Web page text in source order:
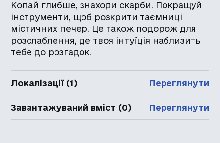
Копай глибше, знаходи скарби. Покращуй
інструменти, щоб розкрити таємниці
містичних печер. Це також подорож для
розслаблення, де твоя інтуїція наблизить
тебе до розгадок.
Локалізації (1) Переглянути
Завантажуваний вміст (0) Переглянути